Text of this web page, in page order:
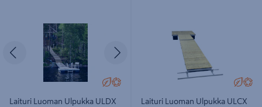
Edellinen
Laituri Luoman Ulpukka ULDX
Laituri Luoman Ulpukka ULCX